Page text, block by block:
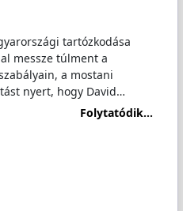
tartózkodása
messze túlment a
a mostani
nyert, hogy David…
Folytatódik...